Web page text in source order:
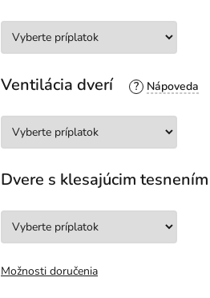
Ventilácia dverí ?
Dvere s klesajúcim tesnením
Možnosti doručenia